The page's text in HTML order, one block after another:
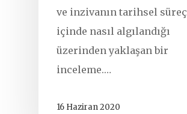
ve inzivanın tarihsel süreç
içinde nasıl algılandığı
üzerinden yaklaşan bir
inceleme.…
16 Haziran 2020